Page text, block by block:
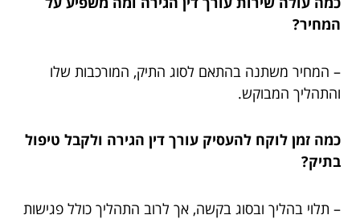
המחיר?
– המחיר משתנה בהתאם לסוג התיק, המורכבות שלו
והתהליך המבוקש.
כמה זמן לוקח להעסיק עורך דין הגירה ולקבל טיפול
בתיק?
– תלוי בהליך ובסוג בקשה, אך לרוב התהליך כולל פגישות